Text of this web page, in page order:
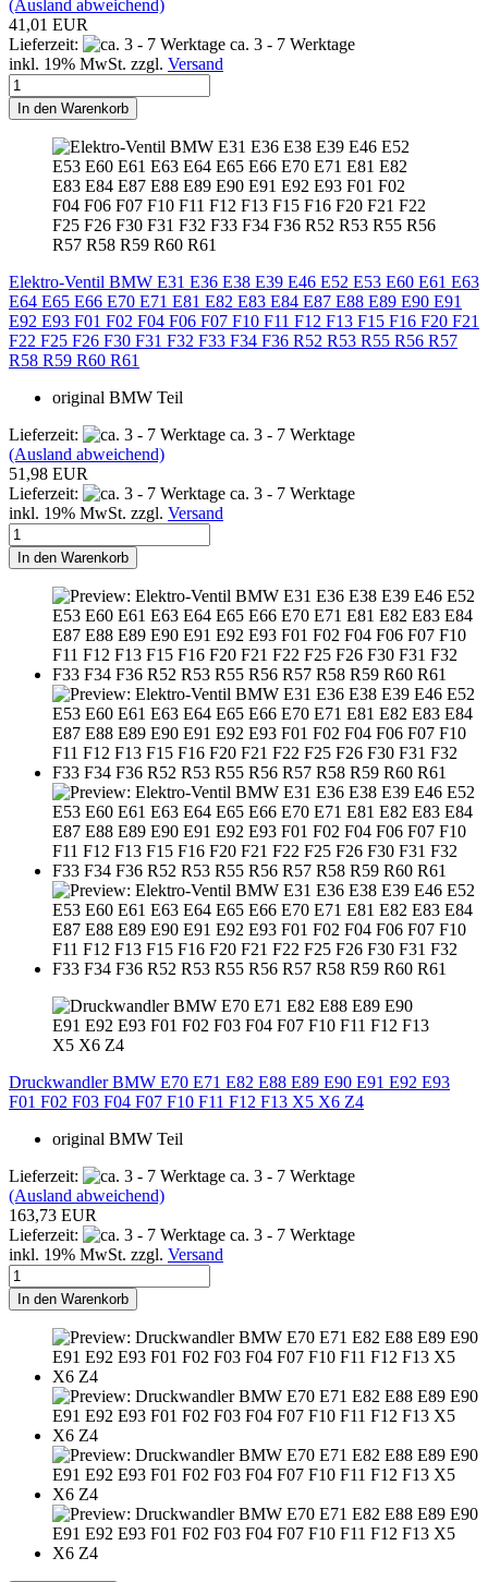
(Ausland abweichend)
41,01 EUR
Lieferzeit:
ca. 3 - 7 Werktage
inkl. 19% MwSt. zzgl. Versand
In den Warenkorb
Elektro-Ventil BMW E31 E36 E38 E39 E46 E52 E53 E60 E61 E63
E64 E65 E66 E70 E71 E81 E82 E83 E84 E87 E88 E89 E90 E91
E92 E93 F01 F02 F04 F06 F07 F10 F11 F12 F13 F15 F16 F20 F21
F22 F25 F26 F30 F31 F32 F33 F34 F36 R52 R53 R55 R56 R57
R58 R59 R60 R61
original BMW Teil
Lieferzeit:
ca. 3 - 7 Werktage
(Ausland abweichend)
51,98 EUR
Lieferzeit:
ca. 3 - 7 Werktage
inkl. 19% MwSt. zzgl. Versand
In den Warenkorb
Druckwandler BMW E70 E71 E82 E88 E89 E90 E91 E92 E93
F01 F02 F03 F04 F07 F10 F11 F12 F13 X5 X6 Z4
original BMW Teil
Lieferzeit:
ca. 3 - 7 Werktage
(Ausland abweichend)
163,73 EUR
Lieferzeit:
ca. 3 - 7 Werktage
inkl. 19% MwSt. zzgl. Versand
In den Warenkorb